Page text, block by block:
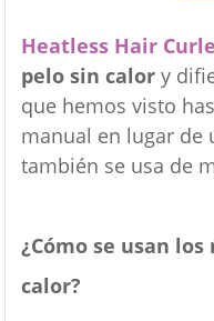
Heatless Hair
pelo sin calory
que hemos visto
manual en lugar de
también se usa de
¿Cómo se usan
calor?